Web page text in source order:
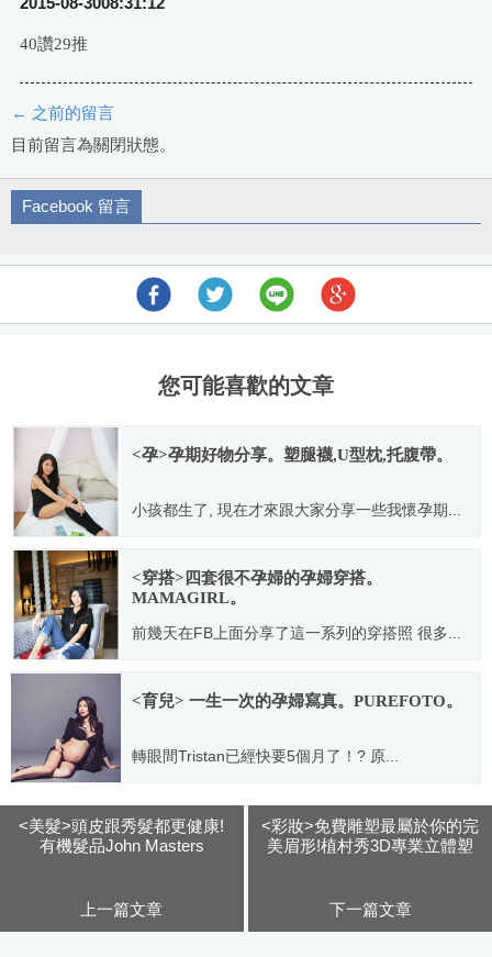
40讚29推
評
論
導
← 之前的留言
目前留言為關閉狀態。
Facebook 留言
您可能喜歡的文章
<孕>孕期好物分享。塑腿襪,U型枕,托腹帶。
小孩都生了, 現在才來跟大家分享一些我懷孕期...
2015.12.06
<穿搭>四套很不孕婦的孕婦穿搭。
MAMAGIRL。
前幾天在FB上面分享了這一系列的穿搭照 很多...
2015.09.01
<育兒> 一生一次的孕婦寫真。PUREFOTO。
轉眼間Tristan已經快要5個月了！? 原...
<美髮>頭皮跟秀髮都更健康!
有機髮品John Masters
上一篇文章
<彩妝>免費雕塑最屬於你的完
美眉形!植村秀3D專業立體塑
下一篇文章